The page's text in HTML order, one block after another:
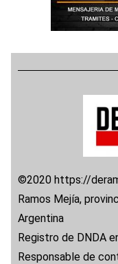
©2020 https://
Ramos Mejía,
Argentina
Registro de DNDA
Responsable de